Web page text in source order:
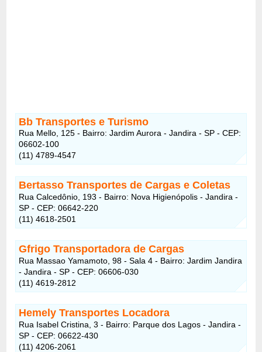
Bb Transportes e Turismo
Rua Mello, 125 - Bairro: Jardim Aurora - Jandira - SP - CEP:
06602-100
(11) 4789-4547
Bertasso Transportes de Cargas e Coletas
Rua Calcedônio, 193 - Bairro: Nova Higienópolis - Jandira -
SP - CEP: 06642-220
(11) 4618-2501
Gfrigo Transportadora de Cargas
Rua Massao Yamamoto, 98 - Sala 4 - Bairro: Jardim Jandira
- Jandira - SP - CEP: 06606-030
(11) 4619-2812
Hemely Transportes Locadora
Rua Isabel Cristina, 3 - Bairro: Parque dos Lagos - Jandira -
SP - CEP: 06622-430
(11) 4206-2061